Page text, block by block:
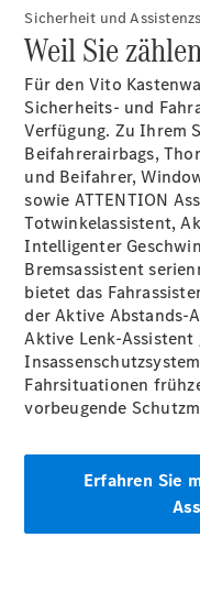
V-Klasse
V-Klasse
Konfigurator
Mercedes-
Benz Store
eSprinter
Alle
eSprinter
Kastenwagen
Sicherheit und
Weil Sie
Für den Vito
Sicherheits- und
Verfügung. Zu Ihrem
Beifahrerairbags,
und Beifahrer,
sowie ATTENTION
Totwinkelassistent,
Intelligenter
Bremsassistent
bietet das
der Aktive Abstands-
Aktive Lenk-Assistent
Fahrsituationen
vorbeugende
Erfahren Sie